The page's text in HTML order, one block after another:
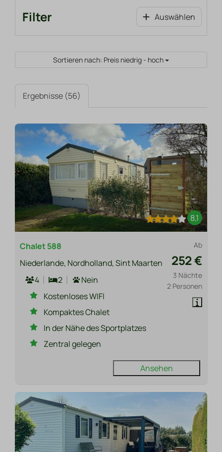
Filter Auswählen
Sortieren nach: Preis niedrig - hoch
Ergebnisse (56)
8,1
Ab
252 €
3 Nächte
2 Personen
Chalet 588
Niederlande, Nordholland, Sint Maarten
4
2
Nein
Kostenloses WIFI
Kompaktes Chalet
In der Nähe des Sportplatzes
Zentral gelegen
Ansehen